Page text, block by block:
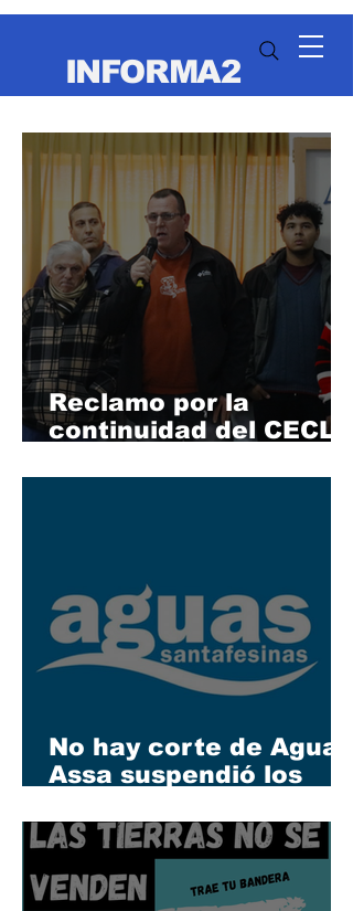
INFORMA2
Reclamo por la
continuidad del CECLA
Gálvez: aseguran que,
No hay corte de Agua:
Assa suspendió los
por el mal clima